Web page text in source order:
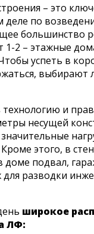
– это
деле по
большинство
1-2 – этажные
успеть в
выбирают
технологию и
несущей
этого, в
доме подвал,
для разводки
широкое
ЛФ: